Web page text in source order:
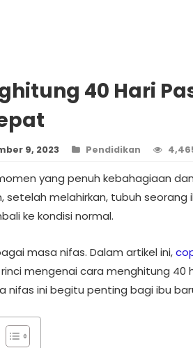
40 Hari
9, 2023 Pendidikan
yang penuh kebahagiaan
setelah melahirkan, tubuh seorang
ke kondisi normal.
masa nifas. Dalam artikel ini,
mengenai cara menghitung 40
nifas ini begitu penting bagi ibu